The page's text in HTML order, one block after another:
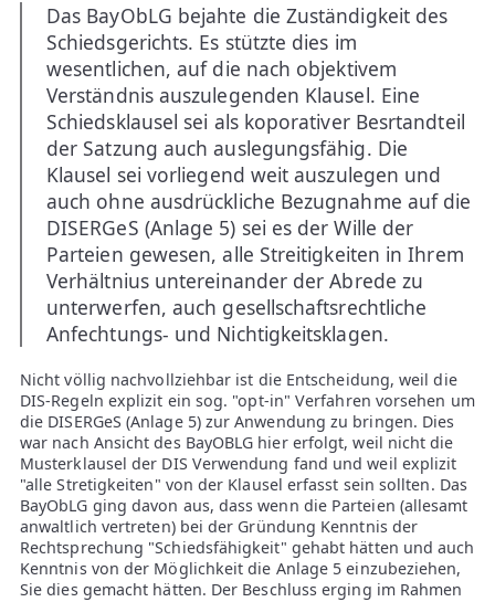
Das BayObLG bejahte die Zuständigkeit des
Schiedsgerichts. Es stützte dies im
wesentlichen, auf die nach objektivem
Verständnis auszulegenden Klausel. Eine
Schiedsklausel sei als koporativer Besrtandteil
der Satzung auch auslegungsfähig. Die
Klausel sei vorliegend weit auszulegen und
auch ohne ausdrückliche Bezugnahme auf die
DISERGeS (Anlage 5) sei es der Wille der
Parteien gewesen, alle Streitigkeiten in Ihrem
Verhältnius untereinander der Abrede zu
unterwerfen, auch gesellschaftsrechtliche
Anfechtungs- und Nichtigkeitsklagen.
Nicht völlig nachvollziehbar ist die Entscheidung, weil die
DIS-Regeln explizit ein sog. "opt-in" Verfahren vorsehen um
die DISERGeS (Anlage 5) zur Anwendung zu bringen. Dies
war nach Ansicht des BayOBLG hier erfolgt, weil nicht die
Musterklausel der DIS Verwendung fand und weil explizit
"alle Stretigkeiten" von der Klausel erfasst sein sollten. Das
BayObLG ging davon aus, dass wenn die Parteien (allesamt
anwaltlich vertreten) bei der Gründung Kenntnis der
Rechtsprechung "Schiedsfähigkeit" gehabt hätten und auch
Kenntnis von der Möglichkeit die Anlage 5 einzubeziehen,
Sie dies gemacht hätten. Der Beschluss erging im Rahmen